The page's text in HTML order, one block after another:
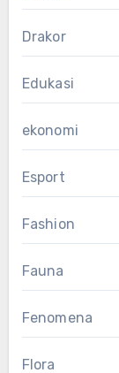
Drakor
Edukasi
ekonomi
Esport
Fashion
Fauna
Fenomena
Flora